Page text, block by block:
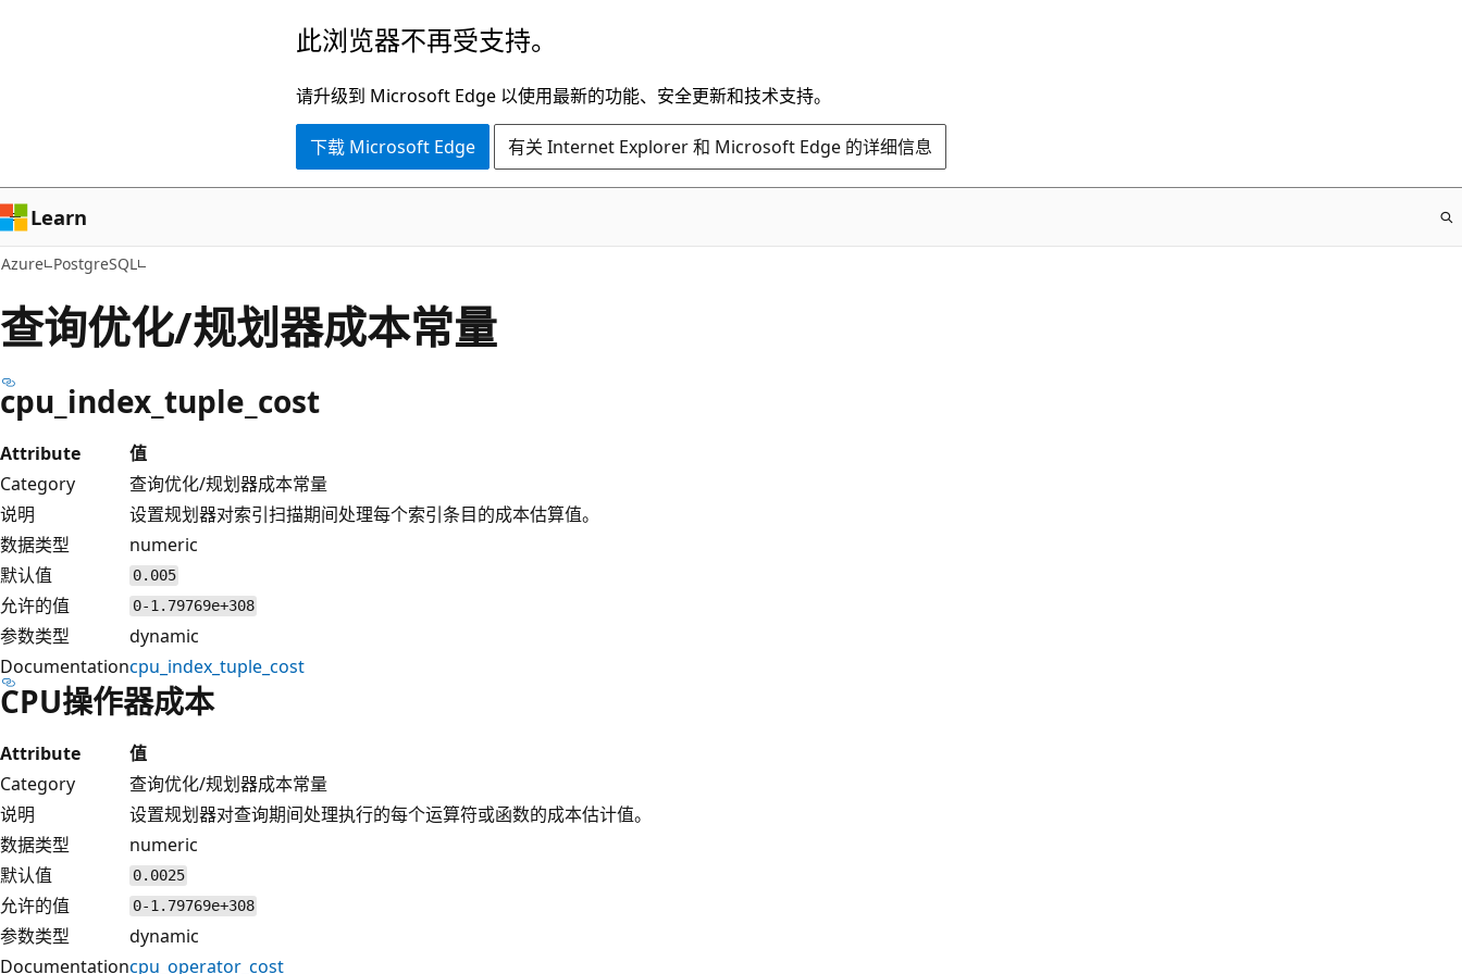
容
此浏览器不再受支持。
请升级到 Microsoft Edge 以使用最新的功能、安全更新和技术支持。
下载 Microsoft Edge 有关 Internet Explorer 和 Microsoft Edge 的详细信息
Learn
Azure PostgreSQL
查询优化/规划器成本常量
cpu_index_tuple_cost
Attribute
值
Category
查询优化/规划器成本常量
说明
设置规划器对索引扫描期间处理每个索引条目的成本估算值。
数据类型
numeric
默认值
0.005
允许的值 0-1.79769e+308
参数类型
dynamic
Documentationcpu_index_tuple_cost
CPU操作器成本
Attribute
值
Category
查询优化/规划器成本常量
说明
设置规划器对查询期间处理执行的每个运算符或函数的成本估计值。
数据类型
numeric
默认值
0.0025
允许的值 0-1.79769e+308
参数类型
dynamic
Documentationcpu_operator_cost